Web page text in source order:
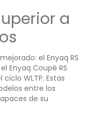
a
el Enyaq RS
Enyaq Coupé RS
ciclo WLTP. Estas
entre los
de su